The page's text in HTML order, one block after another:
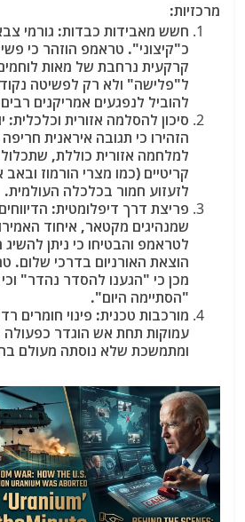
מרכזיות:
חשש מאבידות כבדות: גורמי
כ"קיצוני". טראמפ הוזהר כי
קרקעית נרחבת של מאות
ל"פלישה" ולא רק לפשיטה
להוביל לנפגעים אמריקנים
סיכון להסלמה אזורית וכלכלית:
הזהירו כי תגובה איראנית
למלחמה אזורית כוללת,
קריטיים (כמו מצרי הורמוז
לזעזוע חמור בכלכלה העולמית.
פריצת דרך דיפלומטית:
שמנהיגים מקטאר, איחוד
לטראמפ והבטיחו כי ניתן
הוצאת האורניום בדרכי שלום.
מכן כי "הגענו להסדר נהדר"
"הסתיימה היום".
מורכבות טכנית: פינוי חומרים
עמוקות תחת אש הוגדר
ומתמשכת שלא נוסתה מעולם